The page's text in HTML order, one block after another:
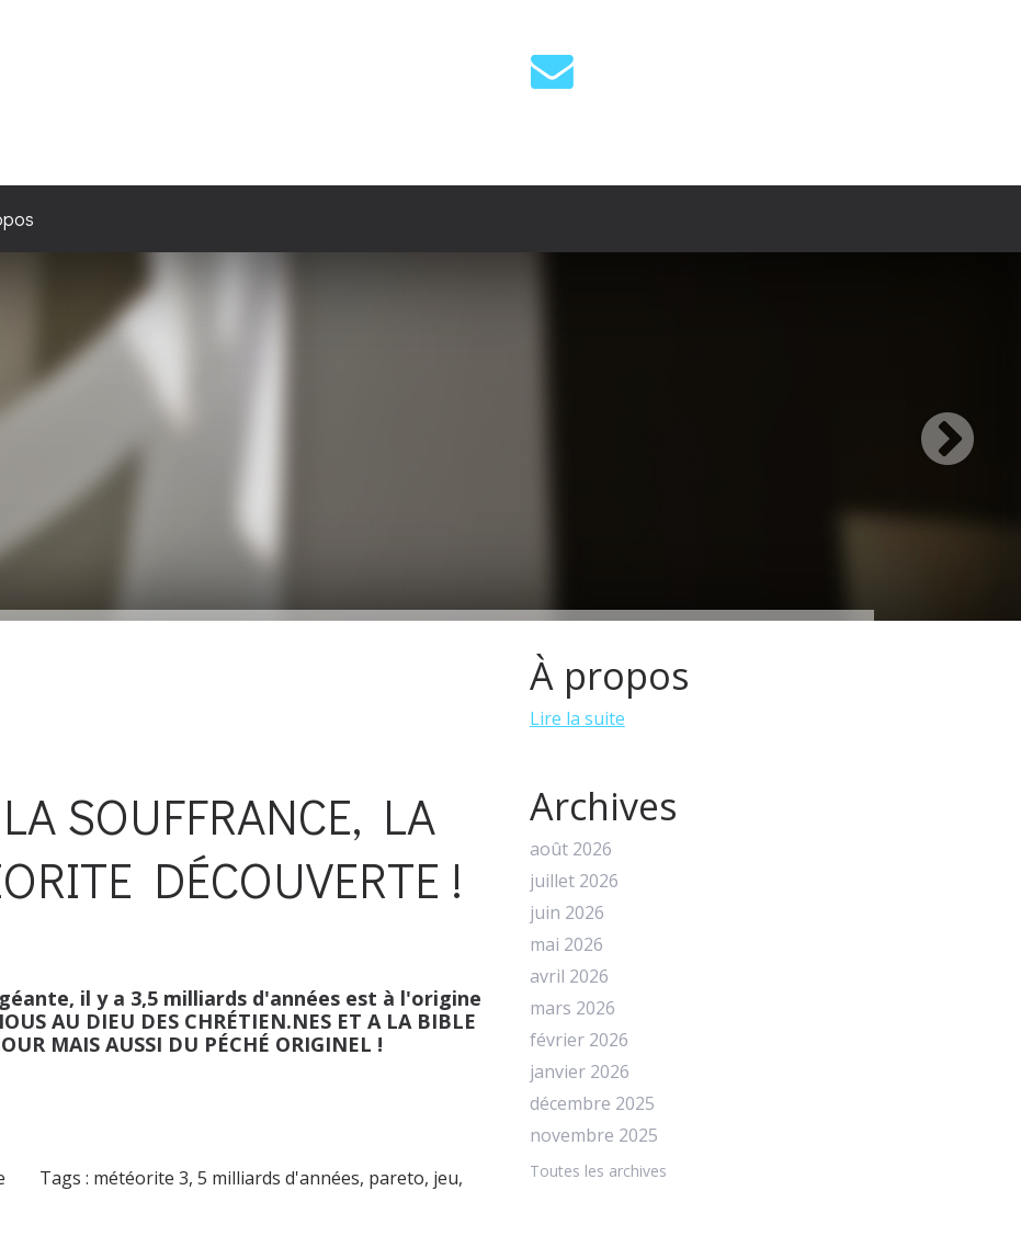
SOUFFRANCE, LA
DÉCOUVERTE !
il y a 3,5 milliards d'années est à l'origine
AU DIEU DES CHRÉTIEN.NES ET A LA BIBLE
MAIS AUSSI DU PÉCHÉ ORIGINEL !
Tags : météorite 3,5 milliards d'années, pareto, jeu,
À propos
Lire la suite
Archives
août 2026
juillet 2026
juin 2026
mai 2026
avril 2026
mars 2026
février 2026
janvier 2026
décembre 2025
novembre 2025
Toutes les archives